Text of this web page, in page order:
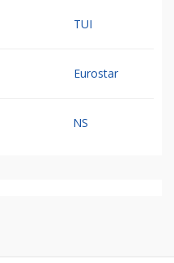
TUI
Eurostar
NS